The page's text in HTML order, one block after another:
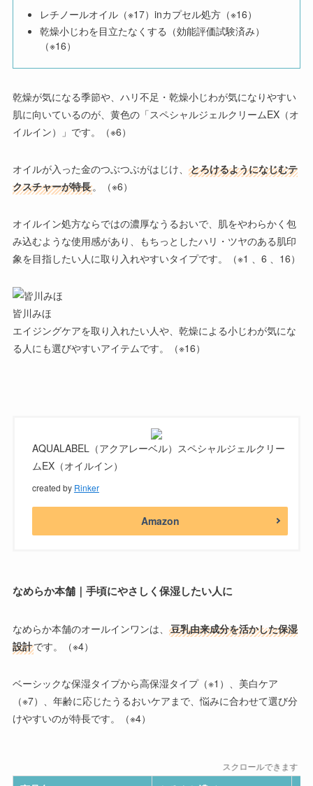
レチノールオイル（※17）inカプセル処方（※16）
乾燥小じわを目立たなくする（効能評価試験済み）
（※16）
乾燥が気になる季節や、ハリ不足・乾燥小じわが気になりやすい
肌に向いているのが、黄色の「スペシャルジェルクリームEX（オ
イルイン）」 です。（※6）
オイルが入った金のつぶつぶがはじけ、 とろけるようになじむテ
クスチャーが特長。（※6）
オイルイン処方ならではの濃厚なうるおいで、肌をやわらかく包
み込むような使用感があり、もちっとしたハリ・ツヤのある肌印
象を目指したい人に取り入れやすいタイプです。（※1 、6 、16）
皆川みほ
エイジングケアを取り入れたい人や、乾燥による小じわが気にな
る人にも選びやすいアイテムです。（※16）
AQUALABEL（アクアレーベル）スペシャルジェルクリー
ムEX（オイルイン）
created by Rinker
Amazon
なめらか本舗｜手頃にやさしく保湿したい人に
なめらか本舗のオールインワンは、 豆乳由来成分を活かした保湿
設計です。（※4）
ベーシックな保湿タイプから高保湿タイプ（※1）、美白ケア
（※7）、年齢に応じたうるおいケアまで、悩みに合わせて選び分
けやすいのが特長です。（※4）
スクロールできます